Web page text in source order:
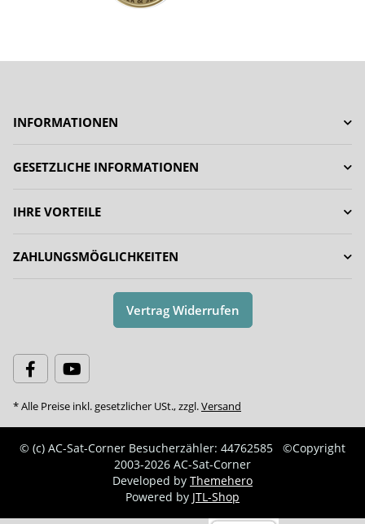
INFORMATIONEN
GESETZLICHE INFORMATIONEN
IHRE VORTEILE
ZAHLUNGSMÖGLICHKEITEN
Vertrag Widerrufen
* Alle Preise inkl. gesetzlicher USt., zzgl.Versand
© (c) AC-Sat-Corner Besucherzähler: 44762585
©Copyright
2003-2026 AC-Sat-Corner
Developed by Themehero
Powered by JTL-Shop